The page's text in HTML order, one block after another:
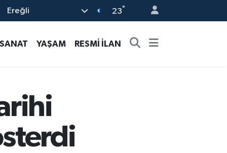
Ereğli 23°
YAŞAM RESMİ İLAN